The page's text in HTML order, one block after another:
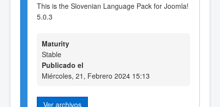
This is the Slovenian Language Pack for Joomla!
5.0.3
Maturity
Stable
Publicado el
Miércoles, 21, Febrero 2024 15:13
Ver archivos